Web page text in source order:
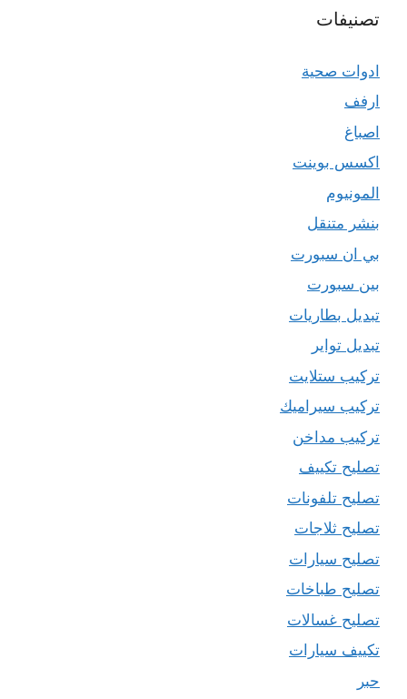
تصنيفات
ادوات صحية
ارفف
اصباغ
اكسس بوينت
المونيوم
بنشر متنقل
بي ان سبورت
بين سبورت
تبديل بطاريات
تبديل تواير
تركيب ستلايت
تركيب سيراميك
تركيب مداخن
تصليح تكييف
تصليح تلفونات
تصليح ثلاجات
تصليح سيارات
تصليح طباخات
تصليح غسالات
تكييف سيارات
حبر